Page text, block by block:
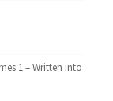
1 – Written into